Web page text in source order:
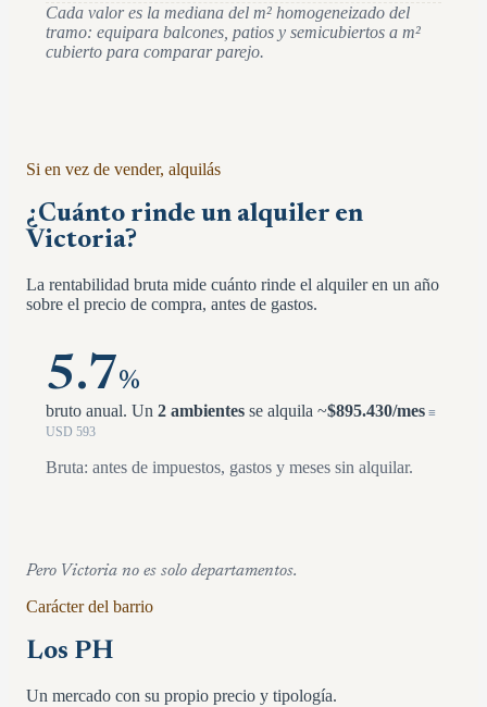
Cada valor es la mediana del m² homogeneizado del
tramo: equipara balcones, patios y semicubiertos a m²
cubierto para comparar parejo.
Si en vez de vender, alquilás
¿Cuánto rinde un alquiler en
Victoria?
La rentabilidad bruta mide cuánto rinde el alquiler en un año
sobre el precio de compra, antes de gastos.
5.7%
bruto anual. Un 2 ambientes se alquila ~$895.430/mes ≡
USD 593
Bruta: antes de impuestos, gastos y meses sin alquilar.
Pero Victoria no es solo departamentos.
Carácter del barrio
Los PH
Un mercado con su propio precio y tipología.